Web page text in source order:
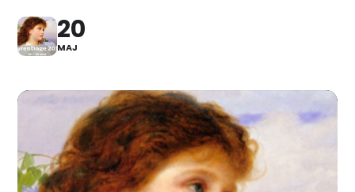
20
MAJ